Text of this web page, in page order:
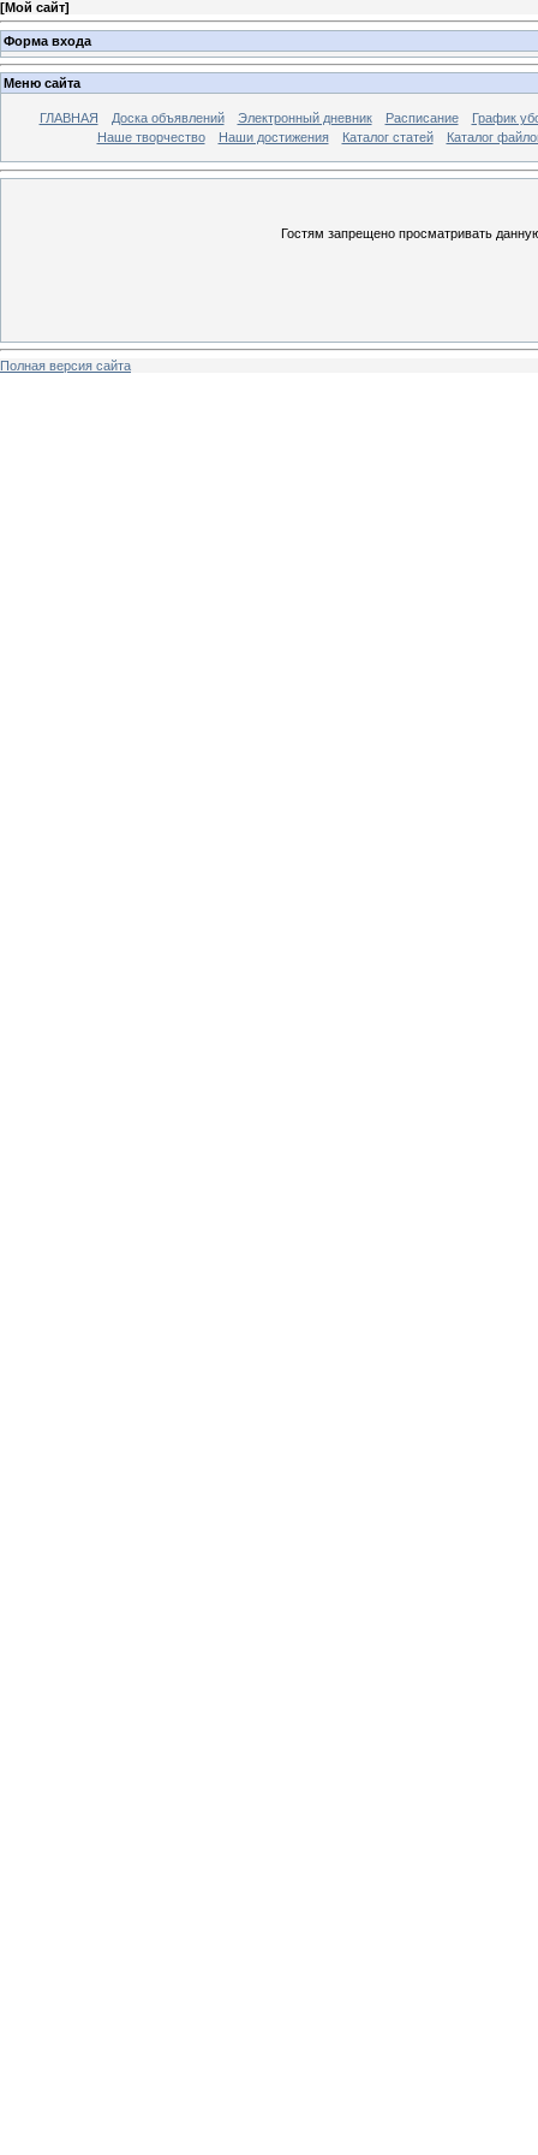
[Мой сайт]
Форма входа
Меню сайта
ГЛАВНАЯ Доска объявлений Электронный дневник Расписание
График
Наше творчество
Наши достижения Каталог статей Каталог
Гостям запрещено просматривать
Полная версия сайта